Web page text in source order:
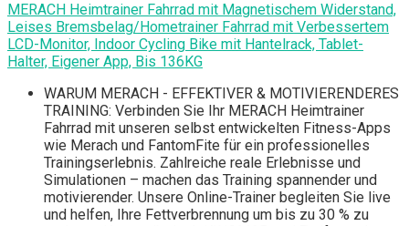
MERACH Heimtrainer Fahrrad mit Magnetischem Widerstand,
Leises Bremsbelag/Hometrainer Fahrrad mit Verbessertem
LCD-Monitor, Indoor Cycling Bike mit Hantelrack, Tablet-
Halter, Eigener App, Bis 136KG
WARUM MERACH - EFFEKTIVER & MOTIVIERENDERES
TRAINING: Verbinden Sie Ihr MERACH Heimtrainer
Fahrrad mit unseren selbst entwickelten Fitness-Apps
wie Merach und FantomFite für ein professionelles
Trainingserlebnis. Zahlreiche reale Erlebnisse und
Simulationen – machen das Training spannender und
motivierender. Unsere Online-Trainer begleiten Sie live
und helfen, Ihre Fettverbrennung um bis zu 30 % zu